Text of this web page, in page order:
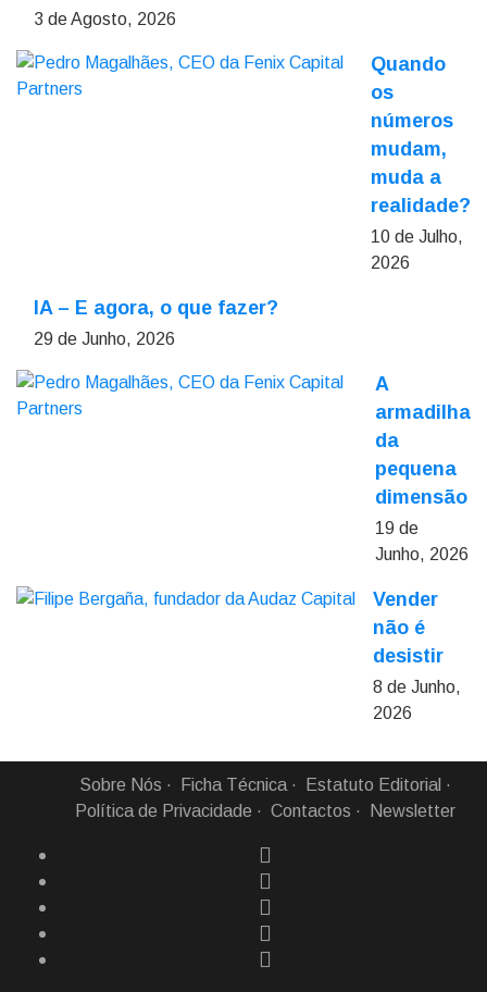
3 de Agosto, 2026
Quando
os
números
mudam,
muda a
realidade?
10 de Julho,
2026
IA – E agora, o que fazer?
29 de Junho, 2026
A
armadilha
da
pequena
dimensão
19 de
Junho, 2026
Vender
não é
desistir
8 de Junho,
2026
Sobre Nós Ficha Técnica
Estatuto Editorial
Política de Privacidade
Contactos Newsletter